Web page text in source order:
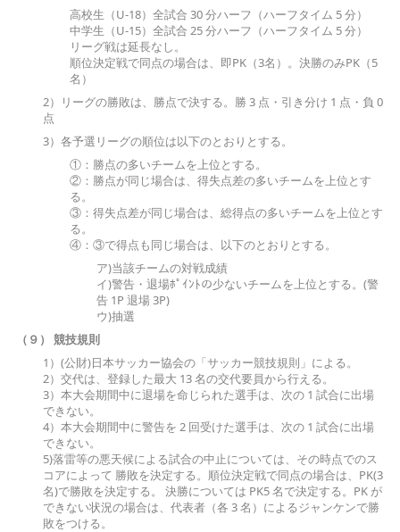
高校生（U-18）全試合 30 分ハーフ（ハーフタイム 5 分）
中学生（U-15）全試合 25 分ハーフ（ハーフタイム 5 分）
リーグ戦は延長なし。
順位決定戦で同点の場合は、即PK（3名）。決勝のみPK（5
名）
2）リーグの勝敗は、勝点で決する。勝 3 点・引き分け 1 点・負 0
点
3）各予選リーグの順位は以下のとおりとする。
①：勝点の多いチームを上位とする。
②：勝点が同じ場合は、得失点差の多いチームを上位とす
る。
③：得失点差が同じ場合は、総得点の多いチームを上位とす
る。
④：③で得点も同じ場合は、以下のとおりとする。
ア)当該チームの対戦成績
イ)警告・退場ﾎﾟｲﾝﾄの少ないチームを上位とする。(警
告 1P 退場 3P)
ウ)抽選
（９） 競技規則
1）(公財)日本サッカー協会の「サッカー競技規則」による。
2）交代は、登録した最大 13 名の交代要員から行える。
3）本大会期間中に退場を命じられた選手は、次の 1 試合に出場
できない。
4）本大会期間中に警告を 2 回受けた選手は、次の 1 試合に出場
できない。
5)落雷等の悪天候による試合の中止については、その時点でのス
コアによって 勝敗を決定する。順位決定戦で同点の場合は、PK(3
名)で勝敗を決定する。 決勝については PK5 名で決定する。PK が
できない状況の場合は、代表者（各 3 名）によるジャンケンで勝
敗をつける。